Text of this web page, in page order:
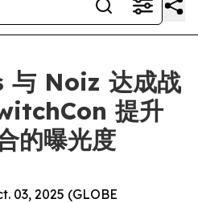
Noiz 达成战
提升
的曝光度
03, 2025 (GLOBE